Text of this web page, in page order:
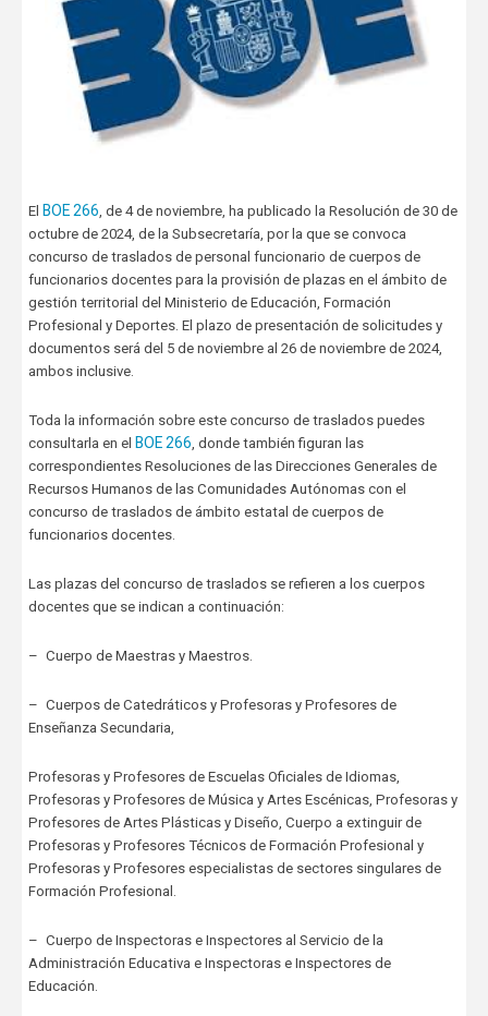
El BOE 266, de 4 de noviembre, ha publicado la Resolución de 30 de
octubre de 2024, de la Subsecretaría, por la que se convoca
concurso de traslados de personal funcionario de cuerpos de
funcionarios docentes para la provisión de plazas en el ámbito de
gestión territorial del Ministerio de Educación, Formación
Profesional y Deportes. El plazo de presentación de solicitudes y
documentos será del 5 de noviembre al 26 de noviembre de 2024,
ambos inclusive.
Toda la información sobre este concurso de traslados puedes
consultarla en el BOE 266, donde también figuran las
correspondientes Resoluciones de las Direcciones Generales de
Recursos Humanos de las Comunidades Autónomas con el
concurso de traslados de ámbito estatal de cuerpos de
funcionarios docentes.
Las plazas del concurso de traslados se refieren a los cuerpos
docentes que se indican a continuación:
– Cuerpo de Maestras y Maestros.
– Cuerpos de Catedráticos y Profesoras y Profesores de
Enseñanza Secundaria,
Profesoras y Profesores de Escuelas Oficiales de Idiomas,
Profesoras y Profesores de Música y Artes Escénicas, Profesoras y
Profesores de Artes Plásticas y Diseño, Cuerpo a extinguir de
Profesoras y Profesores Técnicos de Formación Profesional y
Profesoras y Profesores especialistas de sectores singulares de
Formación Profesional.
– Cuerpo de Inspectoras e Inspectores al Servicio de la
Administración Educativa e Inspectoras e Inspectores de
Educación.